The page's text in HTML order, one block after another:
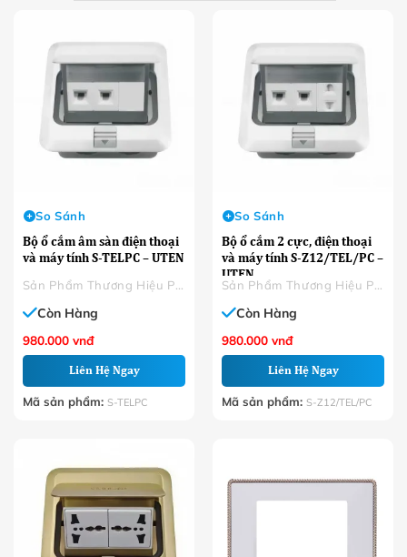
Bộ ổ cắm âm sàn điện thoại
và máy tính S-TELPC – UTEN
So Sánh
Còn Hàng
980.000 vnđ
Liên Hệ Ngay
Mã sản phẩm: S-TELPC
Bộ ổ cắm 2 cực, điện thoại
và máy tính S-Z12/TEL/PC –
UTEN
So Sánh
Còn Hàng
980.000 vnđ
Liên Hệ Ngay
Mã sản phẩm: S-Z12/TEL/PC